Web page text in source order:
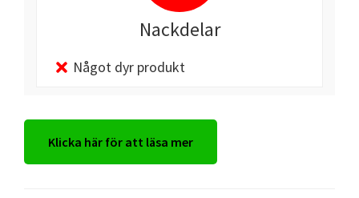
Nackdelar
Något dyr produkt
Klicka här för att läsa mer